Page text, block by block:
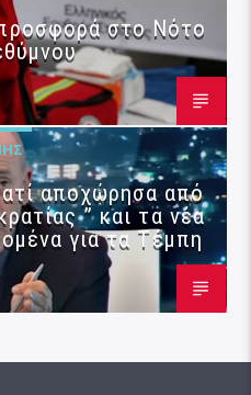
στο Νότο
αποχώρησα από
” και τα νέα
για τα Τέμπη